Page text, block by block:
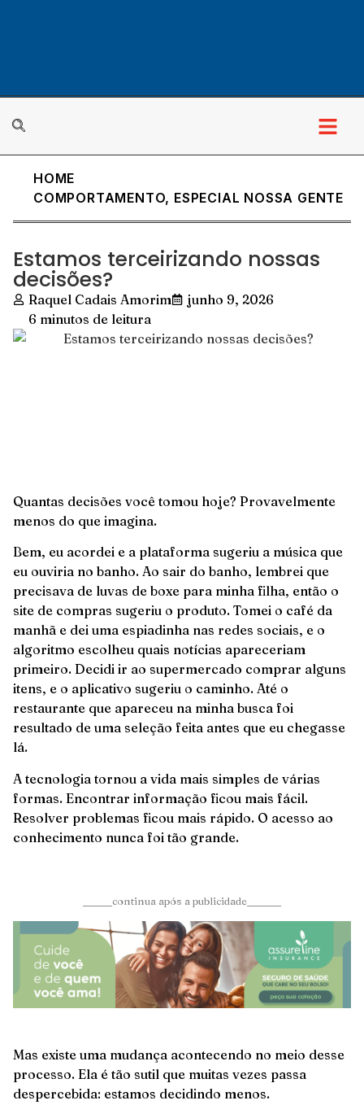
HOME
COMPORTAMENTO, ESPECIAL NOSSA GENTE
Estamos terceirizando nossas
decisões?
Raquel Cadais Amorim
junho 9, 2026
6 minutos de leitura
Quantas decisões você tomou hoje? Provavelmente
menos do que imagina.
Bem, eu acordei e a plataforma sugeriu a música que
eu ouviria no banho. Ao sair do banho, lembrei que
precisava de luvas de boxe para minha filha, então o
site de compras sugeriu o produto. Tomei o café da
manhã e dei uma espiadinha nas redes sociais, e o
algoritmo escolheu quais notícias apareceriam
primeiro. Decidi ir ao supermercado comprar alguns
itens, e o aplicativo sugeriu o caminho. Até o
restaurante que apareceu na minha busca foi
resultado de uma seleção feita antes que eu chegasse
lá.
A tecnologia tornou a vida mais simples de várias
formas. Encontrar informação ficou mais fácil.
Resolver problemas ficou mais rápido. O acesso ao
conhecimento nunca foi tão grande.
______continua após a publicidade_______
Mas existe uma mudança acontecendo no meio desse
processo. Ela é tão sutil que muitas vezes passa
despercebida: estamos decidindo menos.